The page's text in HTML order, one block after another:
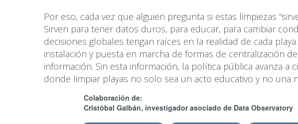
Por eso, cada vez que alguien pregunta si estas limpiezas
Sirven para tener datos duros, para educar, para cambiar
decisiones globales tengan raíces en la realidad de cada
instalación y puesta en marcha de formas de centralización
información. Sin esta información, la política pública avanza a
donde limpiar playas no solo sea un acto educativo y no una
Colaboración de:
Cristóbal Galbán, investigador asociado de Data Observatory